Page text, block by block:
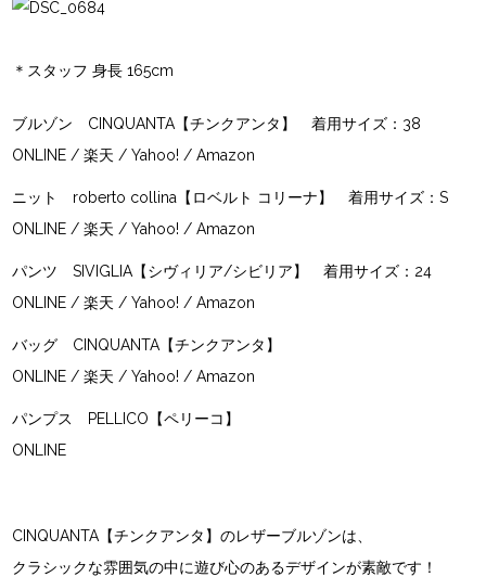
＊スタッフ 身長 165cm
ブルゾン CINQUANTA【チンクアンタ】
着用サイズ：38
ONLINE /楽天 /Yahoo! /Amazon
ニット roberto collina【ロベルト コリーナ】
着用サイズ：S
ONLINE /楽天 /Yahoo! /Amazon
パンツSIVIGLIA【シヴィリア/シビリア】
着用サイズ：24
ONLINE /楽天 /Yahoo! /Amazon
バッグ CINQUANTA【チンクアンタ】
ONLINE /楽天 /Yahoo! /Amazon
パンプス
PELLICO【ペリーコ】
ONLINE
CINQUANTA【チンクアンタ】のレザーブルゾンは、
クラシックな雰囲気の中に遊び心のあるデザインが素敵です！